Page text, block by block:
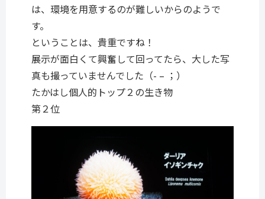
は、環境を用意するのが難しいからのようで
す。
ということは、貴重ですね！
展示が面白くて興奮して回ってたら、大した写
真も撮っていませんでした（- – ；）
たかはし個人的トップ２の生き物
第２位